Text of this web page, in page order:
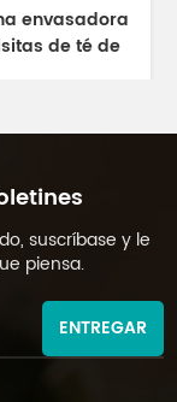
de té de
suscríbase y le
piensa.
ENTREGAR